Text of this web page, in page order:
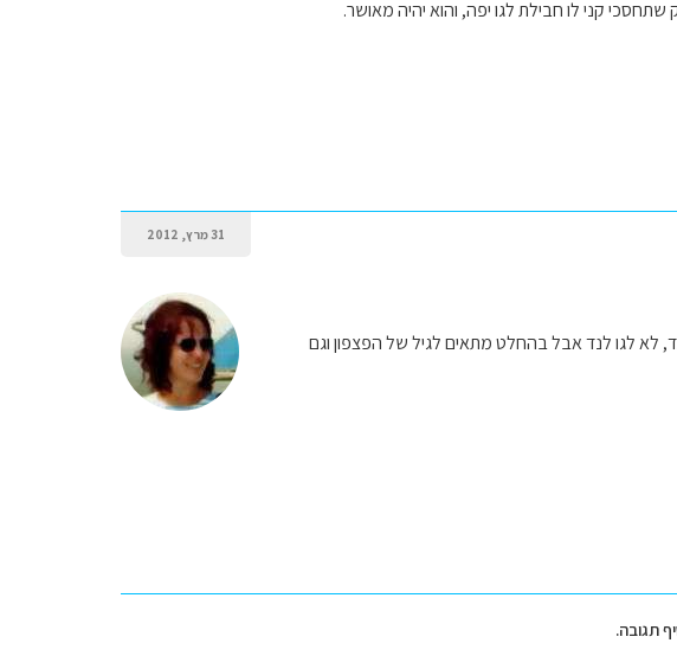
קני לו חבילת לגו יפה, והוא יהיה מאושר.
31 מרץ, 2012
לא לגו לנד אבל בהחלט מתאים לגיל של הפצפון וגם
תגובה.